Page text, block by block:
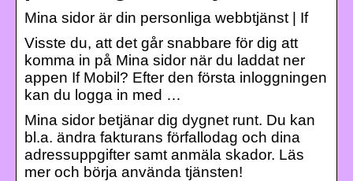
Mina sidor är din personliga webbtjänst | If
Visste du, att det går snabbare för dig att
komma in på Mina sidor när du laddat ner
appen If Mobil? Efter den första inloggningen
kan du logga in med …
Mina sidor betjänar dig dygnet runt. Du kan
bl.a. ändra fakturans förfallodag och dina
adressuppgifter samt anmäla skador. Läs
mer och börja använda tjänsten!